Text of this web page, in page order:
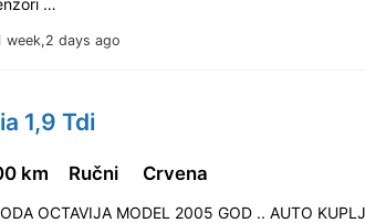
week,2 days ago
1,9 Tdi
km Ručni Crvena
OCTAVIJA MODEL 2005 GOD .. AUTO